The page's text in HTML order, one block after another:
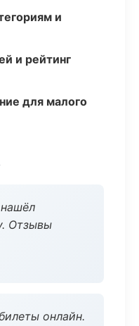
и
и рейтинг
для малого
Отзывы
онлайн.